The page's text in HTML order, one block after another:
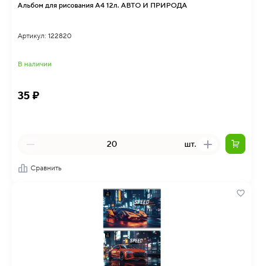
Альбом для рисования А4 12л. АВТО И ПРИРОДА
Артикул: 122820
В наличии
35 ₽
шт.
Сравнить